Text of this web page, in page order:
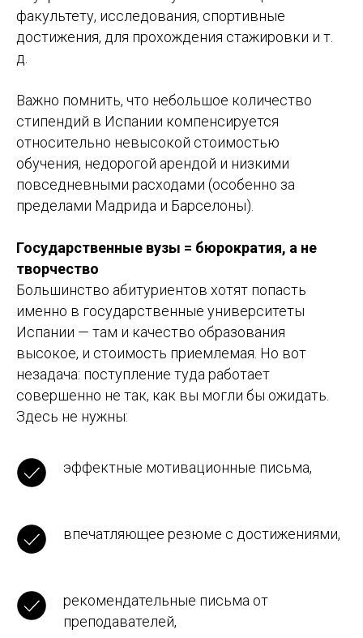
факультету, исследования, спортивные
достижения, для прохождения стажировки и т.
д.
Важно помнить, что небольшое количество
стипендий в Испании компенсируется
относительно невысокой стоимостью
обучения, недорогой арендой и низкими
повседневными расходами (особенно за
пределами Мадрида и Барселоны).
Государственные вузы = бюрократия, а не
творчество
Большинство абитуриентов хотят попасть
именно в государственные университеты
Испании — там и качество образования
высокое, и стоимость приемлемая. Но вот
незадача: поступление туда работает
совершенно не так, как вы могли бы ожидать.
Здесь не нужны:
эффектные мотивационные письма,
впечатляющее резюме с достижениями,
рекомендательные письма от
преподавателей,